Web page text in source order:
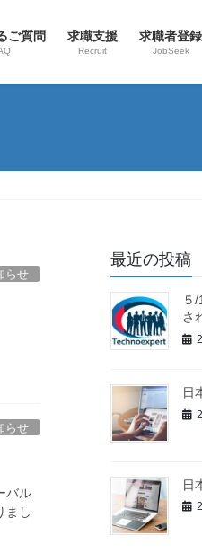
ご質問 求職支援
Recruit
求職者登録
JobSeek
らせ
らせ
バル
まし
最近の投稿
５
さ
日
日